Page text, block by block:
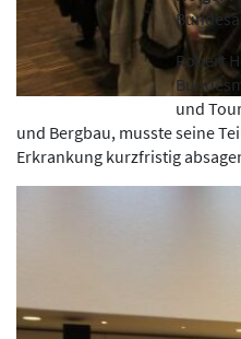
Robert
und
und Bergbau, musste seine
Erkrankung kurzfristig